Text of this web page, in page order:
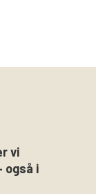
vi
også i